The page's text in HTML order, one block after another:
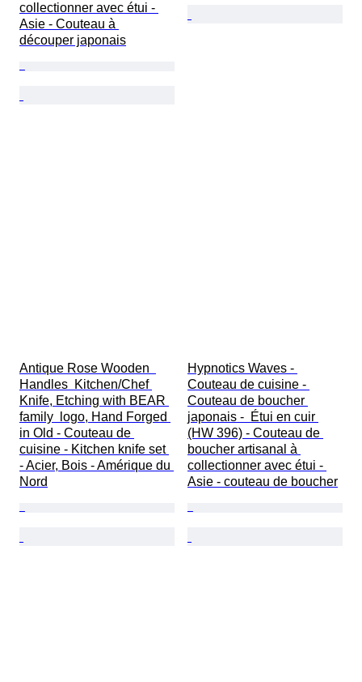
collectionner avec étui -
Asie - Couteau à
découper japonais
Antique Rose Wooden
Handles  Kitchen/Chef
Knife, Etching with BEAR
family  logo, Hand Forged
in Old - Couteau de
cuisine - Kitchen knife set
- Acier, Bois - Amérique du
Nord
Hypnotics Waves -
Couteau de cuisine -
Couteau de boucher
japonais -  Étui en cuir
(HW 396) - Couteau de
boucher artisanal à
collectionner avec étui -
Asie - couteau de boucher